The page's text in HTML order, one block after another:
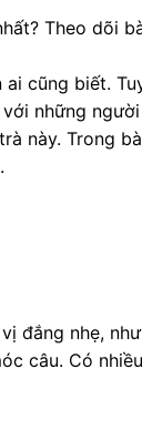
Theo dõi
cũng biết.
những người
này. Trong
đắng nhẹ,
câu. Có nhiều